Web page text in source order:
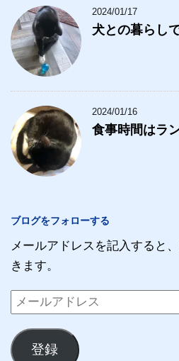
2024/01/17
犬との暮らし
2024/01/16
食事時間はラ
ブログをフォローする
メールアドレスを記入すると
きます。
メ
ー
ル
登録